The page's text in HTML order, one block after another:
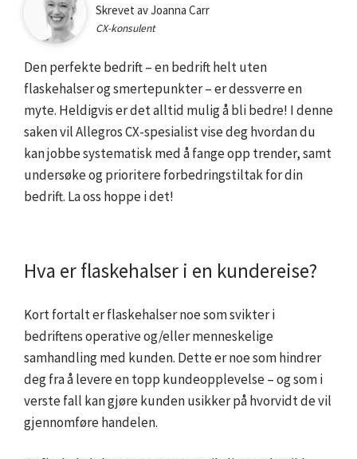
ansatt
Joanna
Carr
Skrevet av Joanna Carr
CX-konsulent
Den perfekte bedrift – en bedrift helt uten
flaskehalser og smertepunkter – er dessverre en
myte. Heldigvis er det alltid mulig å bli bedre! I denne
saken vil Allegros CX-spesialist vise deg hvordan du
kan jobbe systematisk med å fange opp trender, samt
undersøke og prioritere forbedringstiltak for din
bedrift. La oss hoppe i det!
Hva er flaskehalser i en kundereise?
Kort fortalt er flaskehalser noe som svikter i
bedriftens operative og/eller menneskelige
samhandling med kunden. Dette er noe som hindrer
deg fra å levere en topp kundeopplevelse – og som i
verste fall kan gjøre kunden usikker på hvorvidt de vil
gjennomføre handelen.